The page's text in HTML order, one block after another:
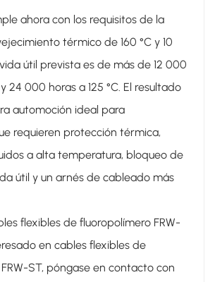
ahora con los requisitos de la
térmico de 160 °C y 10
útil prevista es de más de 12 000
24 000 horas a 125 °C. El resultado
automoción ideal para
requieren protección térmica,
a alta temperatura, bloqueo de
útil y un arnés de cableado más
flexibles de fluoropolímero FRW-
en cables flexibles de
ST, póngase en contacto con